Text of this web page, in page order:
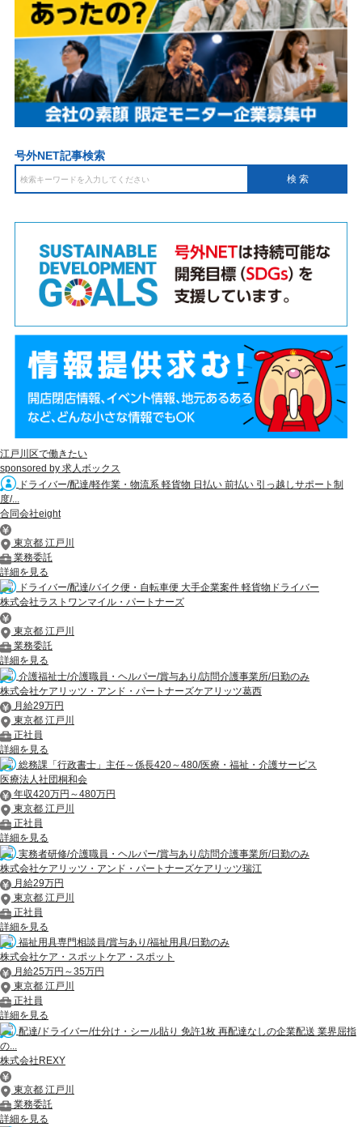
号外NET記事検索
江戸川区で働きたい
sponsored by 求人ボックス
ドライバー/配達/軽作業・物流系 軽貨物 日払い 前払い 引っ越しサポート制
度/...
合同会社eight
東京都 江戸川
業務委託
詳細を見る
ドライバー/配達/バイク便・自転車便 大手企業案件 軽貨物ドライバー
株式会社ラストワンマイル・パートナーズ
東京都 江戸川
業務委託
詳細を見る
介護福祉士/介護職員・ヘルパー/賞与あり/訪問介護事業所/日勤のみ
株式会社ケアリッツ・アンド・パートナーズケアリッツ葛西
月給29万円
東京都 江戸川
正社員
詳細を見る
総務課「行政書士」主任～係長420～480/医療・福祉・介護サービス
医療法人社団桐和会
年収420万円～480万円
東京都 江戸川
正社員
詳細を見る
実務者研修/介護職員・ヘルパー/賞与あり/訪問介護事業所/日勤のみ
株式会社ケアリッツ・アンド・パートナーズケアリッツ瑞江
月給29万円
東京都 江戸川
正社員
詳細を見る
福祉用具専門相談員/賞与あり/福祉用具/日勤のみ
株式会社ケア・スポットケア・スポット
月給25万円～35万円
東京都 江戸川
正社員
詳細を見る
配達/ドライバー/仕分け・シール貼り 免許1枚 再配達なしの企業配送 業界屈指
の...
株式会社REXY
東京都 江戸川
業務委託
詳細を見る